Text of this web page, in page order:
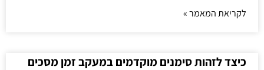
לקריאת המאמר »
כיצד לזהות סימנים מוקדמים במעקב זמן מסכים